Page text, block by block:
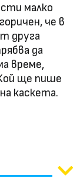
малко
че в
друга
да
време,
ще пише
каскета.